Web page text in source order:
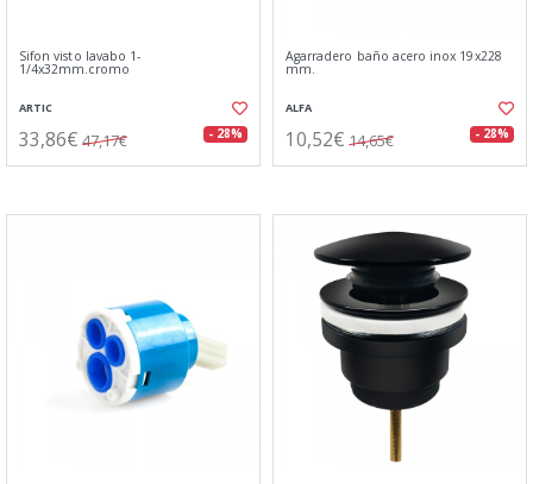
Sifon visto lavabo 1-
1/4x32mm.cromo
ARTIC
33,86€ 47,17€ - 28%
Agarradero baño acero inox 19x228
mm.
ALFA
10,52€ 14,65€ - 28%